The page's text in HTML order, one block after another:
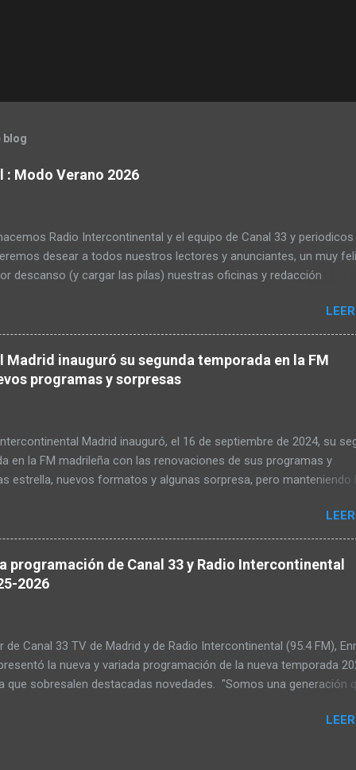
blog
Modo Verano 2026
Radio Intercontinental y el equipo de Canal 33 y periodicos
desear a todos nuestros lectores y anunciantes, un muy
descanso (y cargar las pilas) nuestras oficinas y redacción
otra temporada. Radio Intercontinental viene fuerte en
aquí y sigue su emisión También en la FM madrileña 95.4 y
dial.
inauguró su segunda temporada en la FM
programas y sorpresas
Madrid inauguró, el 16 de septiembre de 2024, su
en la FM madrileña con las renovaciones de sus programas y
estrella, nuevos formatos y algunas sorpresa, pero manteniendo
cuenta desde ese día con programas e invitados especiales.
a la nueva temporada de Radio Intercontinental Madrid
representantes de la Comunidad y del Ayuntamiento de la
radio, que emite desde hace un año en la 95.4 de la FM madrileña,
se amplían. Durante los últimos 12 meses, miles de
generación olvidada por los grandes medios. También
music...
programación de Canal 33 y Radio Intercontinental
2026
de Canal 33 TV de Madrid y de Radio Intercontinental (95.4 FM),
la nueva y variada programación de la nueva temporada
que sobresalen destacadas novedades. "Somos una generación
jóvenes", apuntó el comunicador y miembro de la Academia de TV.